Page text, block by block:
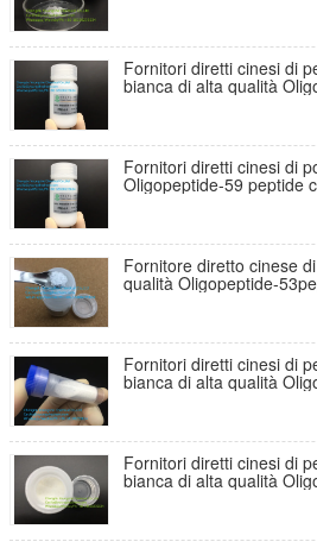
Fornitori diretti cinesi di
bianca di alta qualità
Fornitori diretti cinesi di
Oligopeptide-59 peptide
Fornitore diretto cinese
qualità Oligopeptide-
Fornitori diretti cinesi di
bianca di alta qualità
Fornitori diretti cinesi di
bianca di alta qualità